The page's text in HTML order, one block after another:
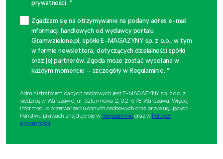
prywatności. *
Zgadzam się na otrzymywanie na podany adres e-mail
informacji handlowych od wydawcy portalu
Gramwzielone.pl, spółki E-MAGAZYNY sp. z o.o., w tym
w formie newslettera, dotyczących działalności spółki
oraz jej partnerów. Zgoda może zostać wycofana w
każdym momencie – szczegóły w Regulaminie. *
Administratorem danych osobowych jest E-MAGAZYNY sp. z o.o. z
siedzibą w Warszawie, ul. Szturmowa 2, 02-678 Warszawa. Więcej
informacji o przetwarzaniu danych osobowych oraz przysługujących
Państwu prawach znajduje się w Regulaminieoraz w Polityce
prywatności.